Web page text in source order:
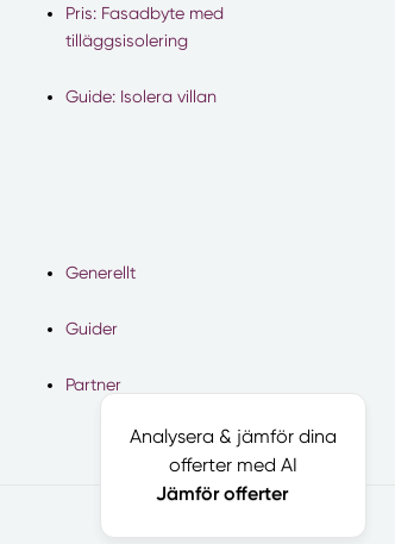
Pris: Fasadbyte med
tilläggsisolering
Guide: Isolera villan
Generellt
Guider
Partner
Analysera & jämför dina
offerter med AI
Jämför offerter